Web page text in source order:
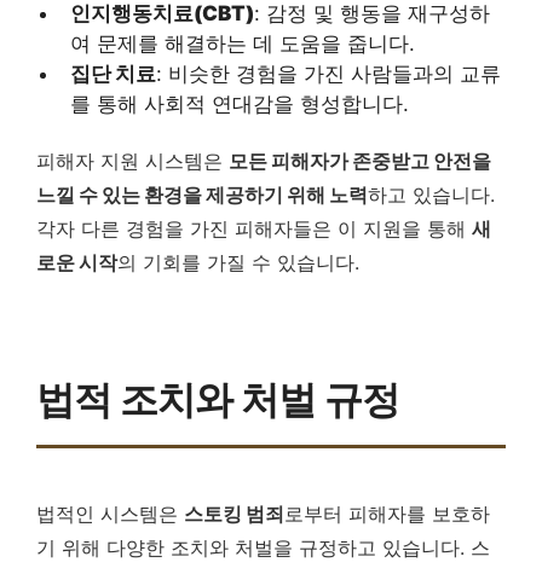
인지행동치료(CBT): 감정 및 행동을 재구성하
여 문제를 해결하는 데 도움을 줍니다.
집단 치료: 비슷한 경험을 가진 사람들과의 교류
를 통해 사회적 연대감을 형성합니다.
피해자 지원 시스템은 모든 피해자가 존중받고 안전을
느낄 수 있는 환경을 제공하기 위해 노력하고 있습니다.
각자 다른 경험을 가진 피해자들은 이 지원을 통해 새
로운 시작의 기회를 가질 수 있습니다.
법적 조치와 처벌 규정
법적인 시스템은 스토킹 범죄로부터 피해자를 보호하
기 위해 다양한 조치와 처벌을 규정하고 있습니다. 스